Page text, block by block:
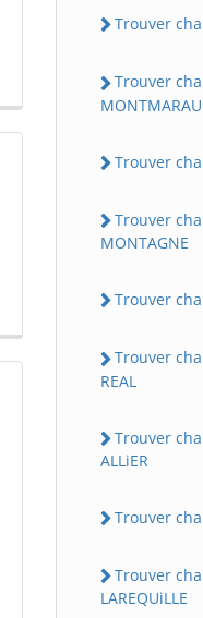
Trouver
Trouver
Trouver
Trouver
MONTAGNE
Trouver
Trouver
REAL
Trouver
ALLiER
Trouver
Trouver
LAREQUiLLE